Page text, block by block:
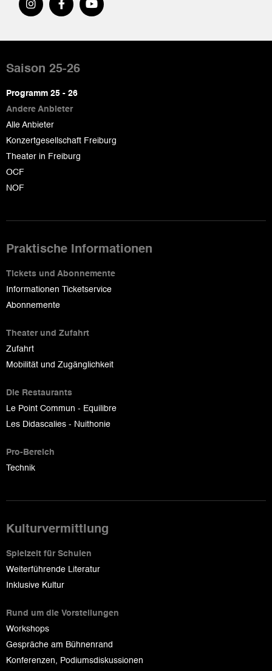
de
page
Saison 25-26
Programm 25 - 26
Andere Anbieter
Alle Anbieter
Konzertgesellschaft Freiburg
Theater in Freiburg
OCF
NOF
Praktische Informationen
Tickets und Abonnemente
Informationen Ticketservice
Abonnemente
Theater und Zufahrt
Zufahrt
Mobilität und Zugänglichkeit
Die Restaurants
Le Point Commun - Equilibre
Les Didascalies - Nuithonie
Pro-Bereich
Technik
Kulturvermittlung
Spielzeit für Schulen
Weiterführende Literatur
Inklusive Kultur
Rund um die Vorstellungen
Workshops
Gespräche am Bühnenrand
Konferenzen, Podiumsdiskussionen